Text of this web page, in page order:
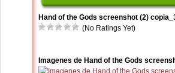
Hand of the Gods screenshot (2)
(No Ratings Yet)
Imagenes de Hand of the Gods